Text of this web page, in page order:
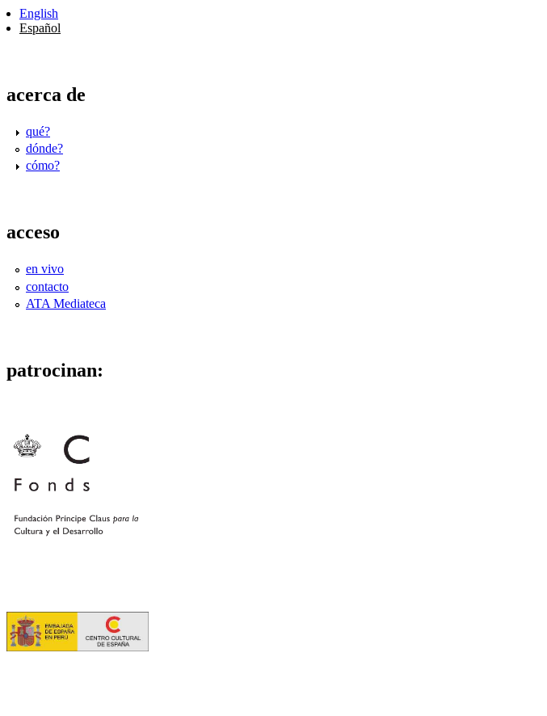
English
Español
acerca de
qué?
dónde?
cómo?
acceso
en vivo
contacto
ATA Mediateca
patrocinan: